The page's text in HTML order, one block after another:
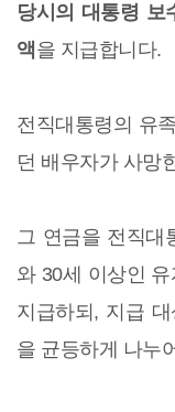
당시의 대통령 보
액을 지급합니다.
전직대통령의 유
던 배우자가 사망
그 연금을 전직대
와 30세 이상인
지급하되, 지급
을 균등하게 나누